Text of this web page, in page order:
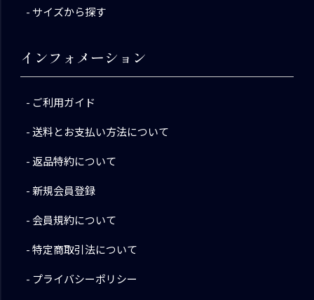
サイズから探す
インフォメーション
ご利用ガイド
送料とお支払い方法について
返品特約について
新規会員登録
会員規約について
特定商取引法について
プライバシーポリシー